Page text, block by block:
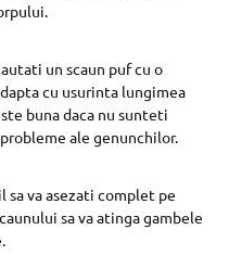
un scaun puf cu o
cu usurinta lungimea
buna daca nu sunteti
ale genunchilor.
sa va asezati complet pe
sa va atinga gambele